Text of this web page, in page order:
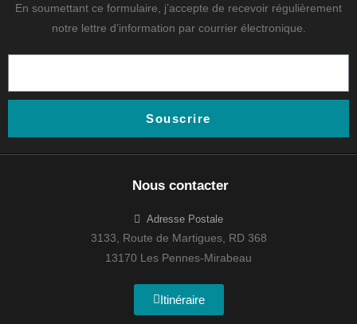
En soumettant ce formulaire, j’accepte de recevoir régulièrement
notre lettre d’information par courrier électronique.
Souscrire
Nous contacter
Adresse Postale
3133, Route de Martigues, RD 368
13170 Les Pennes-Mirabeau
Itinéraire